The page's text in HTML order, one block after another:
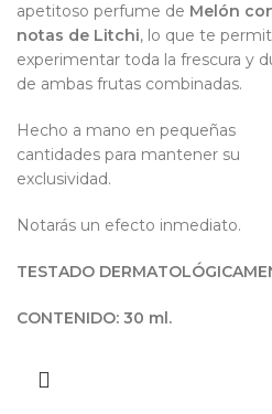
apetitoso perfume de Melón
notas de Litchi, lo que te
experimentar toda la frescura y
de ambas frutas combinadas.
Hecho a mano en pequeñas
cantidades para mantener su
exclusividad.
Notarás un efecto inmediato.
TESTADO
CONTENIDO: 30 ml.